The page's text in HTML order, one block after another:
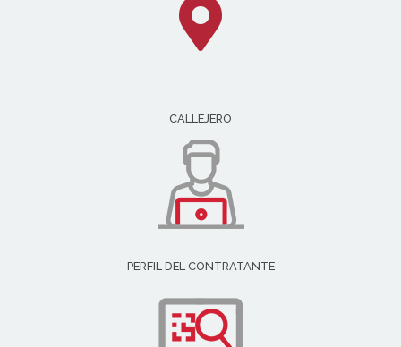
CALLEJERO
PERFIL DEL CONTRATANTE